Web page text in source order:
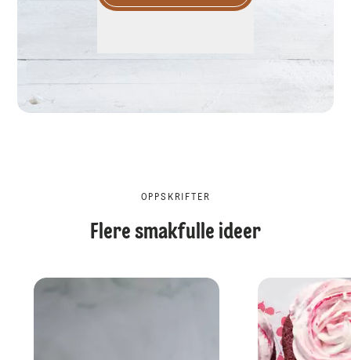
OPPSKRIFTER
Flere smakfulle ideer